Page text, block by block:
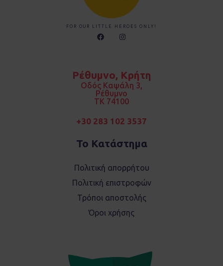
FOR OUR LITTLE HEROES ONLY!
F
a
o
I
n
r
a
m
Ρέθυμνο, Κρήτη
Οδός Καψάλη 3,
Ρέθυμνο
TK 74100
+30 283 102 3537
Το Κατάστημα
Πολιτική απορρήτου
Πολιτική επιστροφών
Τρόποι αποστολής
Όροι χρήσης